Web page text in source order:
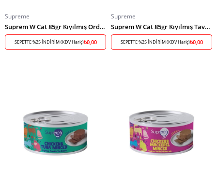
Supreme
Suprem W Cat 85gr Kıyılmış Ördek-Somon/
SEPETTE %25 İNDİRİM (KDV Hariç)₺0,00
Supreme
Suprem W Cat 85gr Kıyılmış Tavuk-Biftek/
SEPETTE %25 İNDİRİM (KDV Hariç)₺0,00